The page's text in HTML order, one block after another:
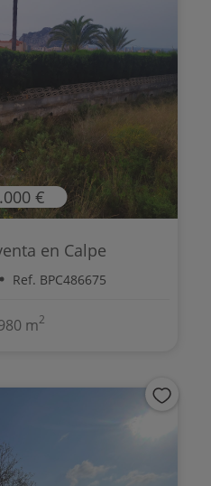
€
en Calpe
Ref. BPC486675
m2